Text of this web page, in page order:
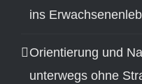
ins
Orientierung und
unterwegs ohne